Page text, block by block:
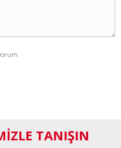
TANIŞIN